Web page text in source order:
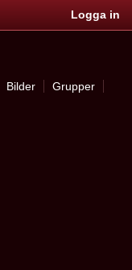
Logga in
Bilder
Grupper